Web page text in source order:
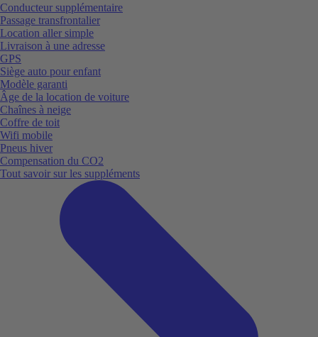
Conducteur supplémentaire
Passage transfrontalier
Location aller simple
Livraison à une adresse
GPS
Siège auto pour enfant
Modèle garanti
Âge de la location de voiture
Chaînes à neige
Coffre de toit
Wifi mobile
Pneus hiver
Compensation du CO2
Tout savoir sur les suppléments